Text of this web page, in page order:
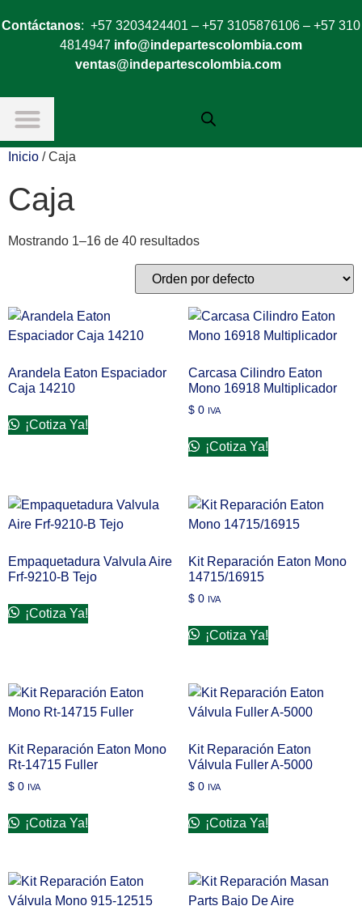
Contáctanos: +57 3203424401 – +57 3105876106 – +57 310
4814947 info@indepartescolombia.com
ventas@indepartescolombia.com
Inicio / Caja
Caja
Mostrando 1–16 de 40 resultados
Arandela Eaton Espaciador
Caja 14210
¡Cotiza Ya!
Carcasa Cilindro Eaton
Mono 16918 Multiplicador
$0 IVA
¡Cotiza Ya!
Empaquetadura Valvula Aire
Frf-9210-B Tejo
¡Cotiza Ya!
Kit Reparación Eaton Mono
14715/16915
$0 IVA
¡Cotiza Ya!
Kit Reparación Eaton Mono
Rt-14715 Fuller
$ 0 IVA
¡Cotiza Ya!
Kit Reparación Eaton
Válvula Fuller A-5000
$0 IVA
¡Cotiza Ya!